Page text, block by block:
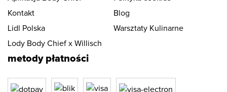
Kontakt
Blog
Lidl Polska
Warsztaty Kulinarne
Lody Body Chief x Willisch
metody płatności